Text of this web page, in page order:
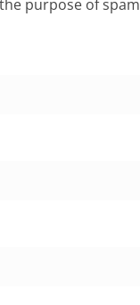
purpose of spam